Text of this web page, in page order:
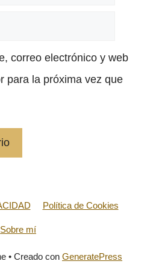
correo electrónico y web
para la próxima vez que
Política de Cookies
Sobre mí
• Creado con GeneratePress